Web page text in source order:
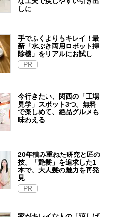
しに
手でふくよりもキレイ！最
新「水ぶき両用ロボット掃
除機」をリアルにお試し
PR
今行きたい、関西の「工場
見学」スポット3つ。無料
で楽しめて、絶品グルメも
味わえる
20年積み重ねた研究と匠の
技。「艶髪」を追求した1
本で、大人髪の魅力を再発
見
PR